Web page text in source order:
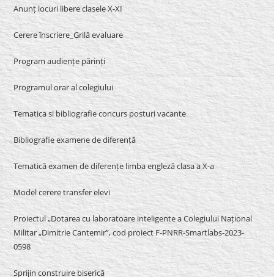
Anunț locuri libere clasele X-XI
Cerere înscriere_Grilă evaluare
Program audiențe părinți
Programul orar al colegiului
Tematica si bibliografie concurs posturi vacante
Bibliografie examene de diferență
Tematică examen de diferențe limba engleză clasa a X-a
Model cerere transfer elevi
Proiectul „Dotarea cu laboratoare inteligente a Colegiului Național
Militar „Dimitrie Cantemir”, cod proiect F-PNRR-Smartlabs-2023-
0598
Sprijin construire biserică